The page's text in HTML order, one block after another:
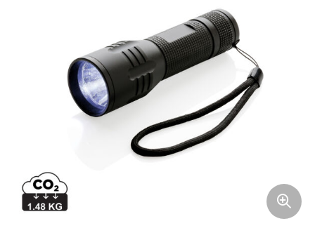
Outdoor en vrije tijd
Gereedschap en veiligheid
Home en living
Health en wellness